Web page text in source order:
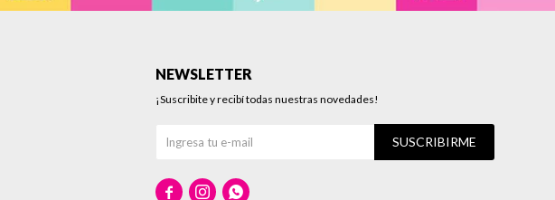
NEWSLETTER
¡Suscribite y recibí todas nuestras novedades!
SUSCRIBIRME
  